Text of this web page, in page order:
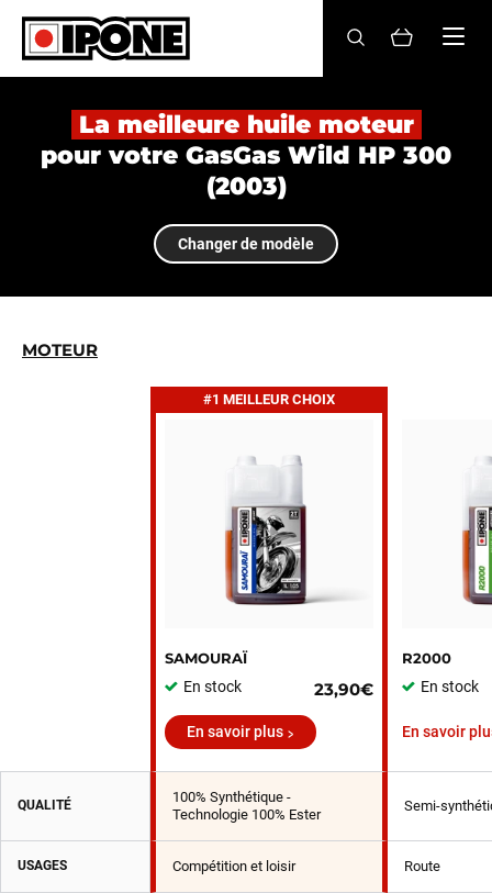
Ipone
HUILES MOTEUR
ENTRETIEN
MAINTENANCE
La meilleure huile moteur
pour votre GasGas Wild HP 300
(2003)
Changer de modèle
MOTEUR
#1 MEILLEUR CHOIX
SAMOURAÏ
En stock
23,90€
R2000
En stock
En savoir plus En savoir
QUALITÉ
100% Synthétique -
Technologie 100% Ester
Semi-
USAGES Compétition et loisir Route